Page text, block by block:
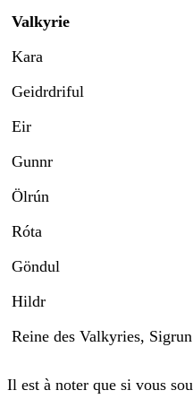
Valkyrie
Kara
Geidrdriful
Eir
Gunnr
Ölrún
Róta
Göndul
Hildr
Reine des Valkyries, Sigrun
Il est à noter que si vous